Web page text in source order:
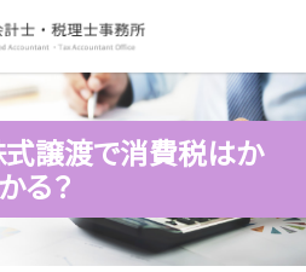
譲渡で消費税はか
かる？